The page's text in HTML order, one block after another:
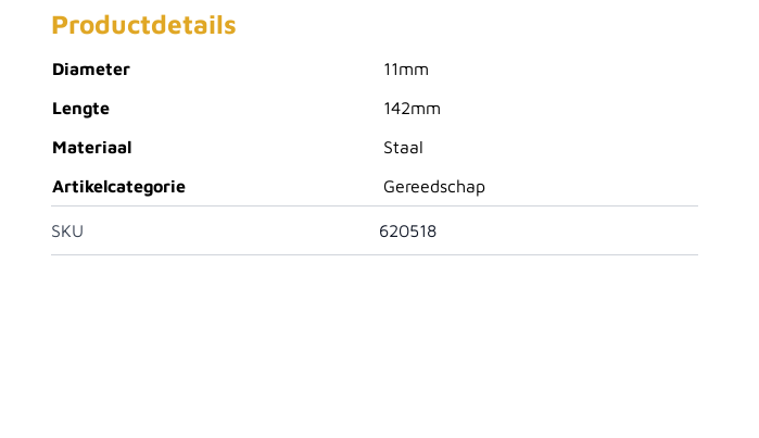
Productdetails
Diameter
11mm
Lengte
142mm
Materiaal
Staal
Artikelcategorie
Gereedschap
SKU 620518